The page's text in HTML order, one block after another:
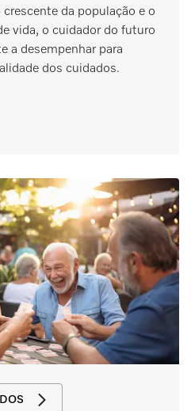
da população e o
vida, o cuidador do futuro
a desempenhar para
dos cuidados.